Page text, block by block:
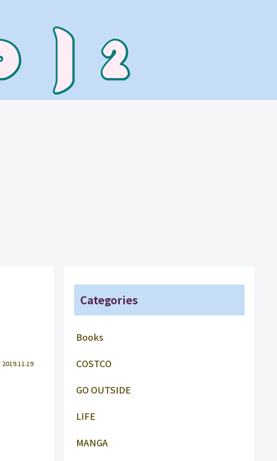
2019.11.19
Categories
Books
COSTCO
GO OUTSIDE
LIFE
MANGA